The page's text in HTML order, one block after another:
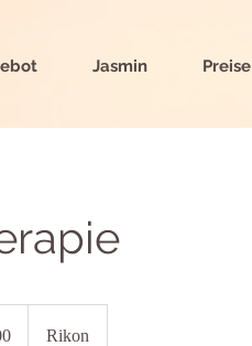
Jasmin Preise
Rikon